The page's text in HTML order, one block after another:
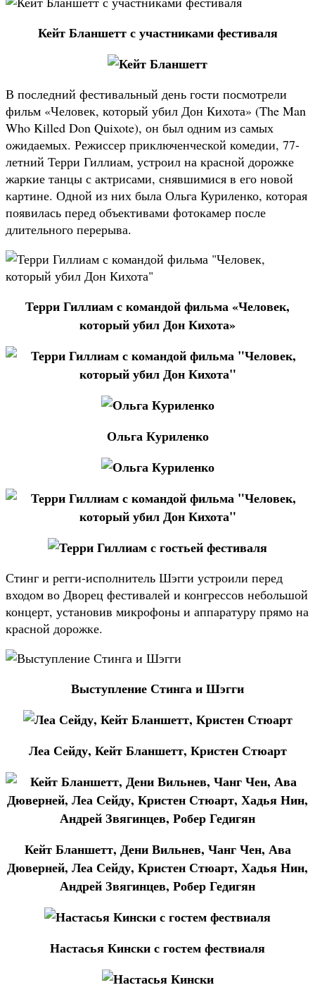
Кейт Бланшетт с участниками фестиваля
В последний фестивальный день гости посмотрели
фильм «Человек, который убил Дон Кихота» (The Man
Who Killed Don Quixote), он был одним из самых
ожидаемых. Режиссер приключенческой комедии, 77-
летний Терри Гиллиам, устроил на красной дорожке
жаркие танцы с актрисами, снявшимися в его новой
картине. Одной из них была Ольга Куриленко, которая
появилась перед объективами фотокамер после
длительного перерыва.
Терри Гиллиам с командой фильма «Человек,
который убил Дон Кихота»
Ольга Куриленко
Стинг и регги-исполнитель Шэгги устроили перед
входом во Дворец фестивалей и конгрессов небольшой
концерт, установив микрофоны и аппаратуру прямо на
красной дорожке.
Выступление Стинга и Шэгги
Леа Сейду, Кейт Бланшетт, Кристен Стюарт
Кейт Бланшетт, Дени Вильнев, Чанг Чен, Ава
Дюверней, Леа Сейду, Кристен Стюарт, Хадья Нин,
Андрей Звягинцев, Робер Гедигян
Настасья Кински с гостем фествиаля